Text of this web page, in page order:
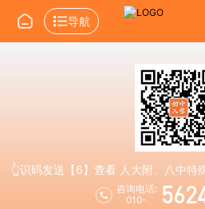
导航
👆识码发送【6】查看 人大附、八中特
咨询电话:
010-